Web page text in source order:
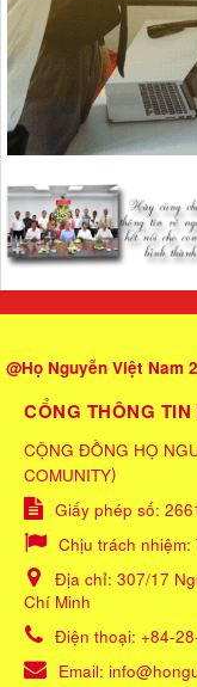
@Họ Nguyễn Việt Nam
CỔNG THÔNG
CỘNG ĐỒNG HỌ
COMUNITY)
Giấy phép số:
Chịu trách nhiệm:
Địa chỉ: 307/17
Chí Minh
Điện thoại: +84-
Email: